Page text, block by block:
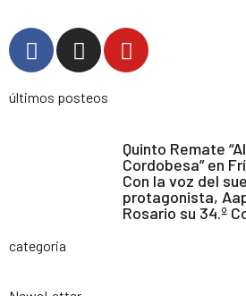
últimos posteos
Quinto Remate
Cordobesa” en
Con la voz del
protagonista,
Rosario su 34.º
categoria